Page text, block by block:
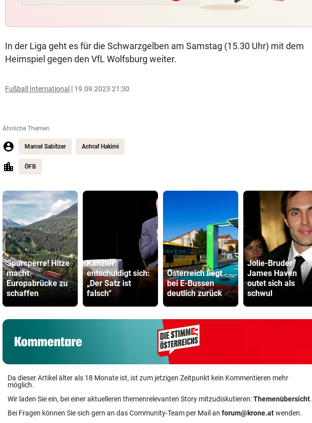
In der Liga geht es für die Schwarzgelben am Samstag (15.30 Uhr) mit dem
Heimspiel gegen den VfL Wolfsburg weiter.
Fußball International 19.09.2023 21:30
Ähnliche Themen
Marcel Sabitzer Achraf Hakimi
ÖFB
Spursperre! Hitze
macht
Europabrücke zu
schaffen
Kanzler
entschuldigt sich:
„Der Satz ist
falsch“
Österreich liegt
bei E-Bussen
deutlich zurück
Jolie-Bruder
James Haven
outet sich als
schwul
Da dieser Artikel älter als 18 Monate ist, ist zum jetzigen Zeitpunkt kein Kommentieren mehr
möglich.
Wir laden Sie ein, bei einer aktuelleren themenrelevanten Story mitzudiskutieren:Themenübersicht.
Bei Fragen können Sie sich gern an das Community-Team per Mail an forum@krone.atwenden.